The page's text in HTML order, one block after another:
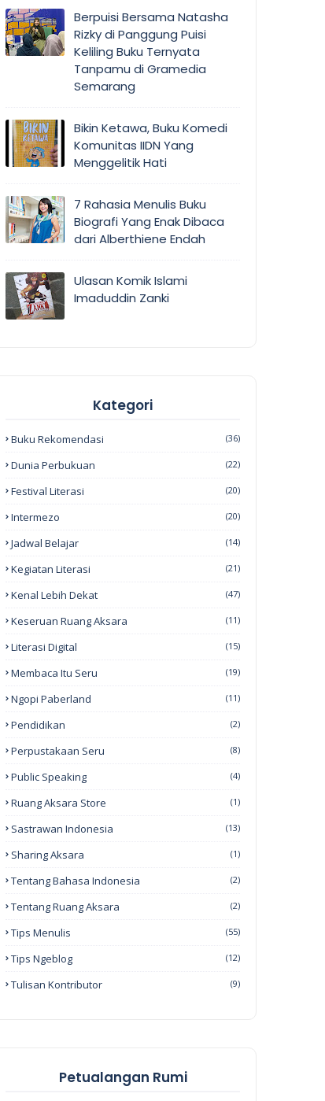
Berpuisi Bersama Natasha
Rizky di Panggung Puisi
Keliling Buku Ternyata
Tanpamu di Gramedia
Semarang
Bikin Ketawa, Buku Komedi
Komunitas IIDN Yang
Menggelitik Hati
7 Rahasia Menulis Buku
Biografi Yang Enak Dibaca
dari Alberthiene Endah
Ulasan Komik Islami
Imaduddin Zanki
Kategori
Buku Rekomendasi (36)
Dunia Perbukuan (22)
Festival Literasi (20)
Intermezo (20)
Jadwal Belajar (14)
Kegiatan Literasi (21)
Kenal Lebih Dekat (47)
Keseruan Ruang Aksara (11)
Literasi Digital (15)
Membaca Itu Seru (19)
Ngopi Paberland (11)
Pendidikan (2)
Perpustakaan Seru (8)
Public Speaking (4)
Ruang Aksara Store (1)
Sastrawan Indonesia (13)
Sharing Aksara (1)
Tentang Bahasa Indonesia (2)
Tentang Ruang Aksara (2)
Tips Menulis (55)
Tips Ngeblog (12)
Tulisan Kontributor (9)
Petualangan Rumi